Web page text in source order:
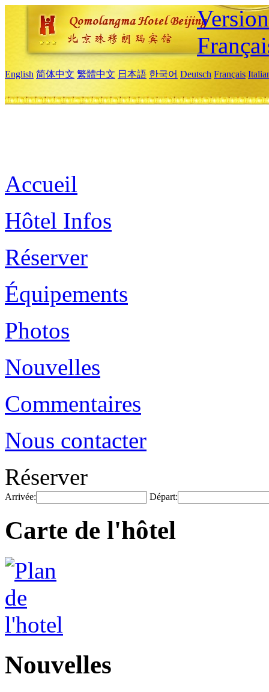
English 简体中文 繁體中文 日本語 한국어 Deutsch Français
Accueil
Hôtel Infos
Réserver
Équipements
Photos
Nouvelles
Commentaires
Nous contacter
Réserver
Arrivée: Départ:
Carte de l'hôtel
Nouvelles